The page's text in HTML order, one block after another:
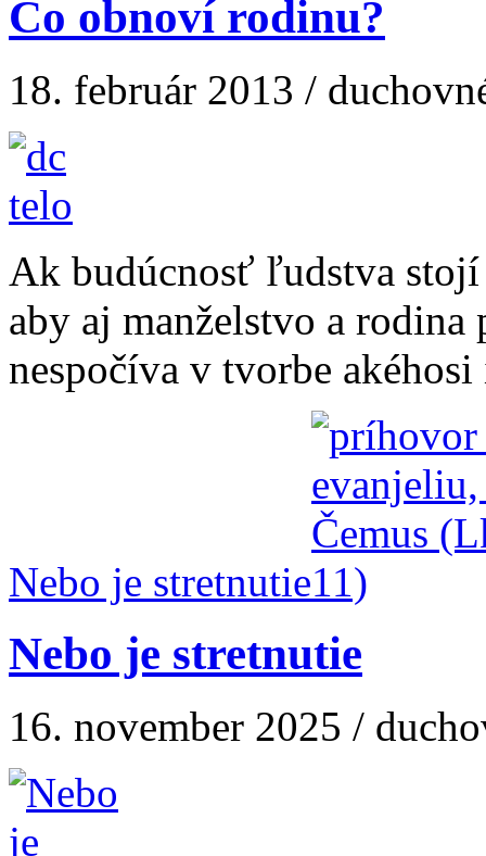
Čo obnoví rodinu?
18. február 2013 /
Ak budúcnosť ľudstva stojí
aby aj manželstvo a
nespočíva v tvorbe
Nebo je stretnutie
Nebo je stretnutie
16. november 2025 /